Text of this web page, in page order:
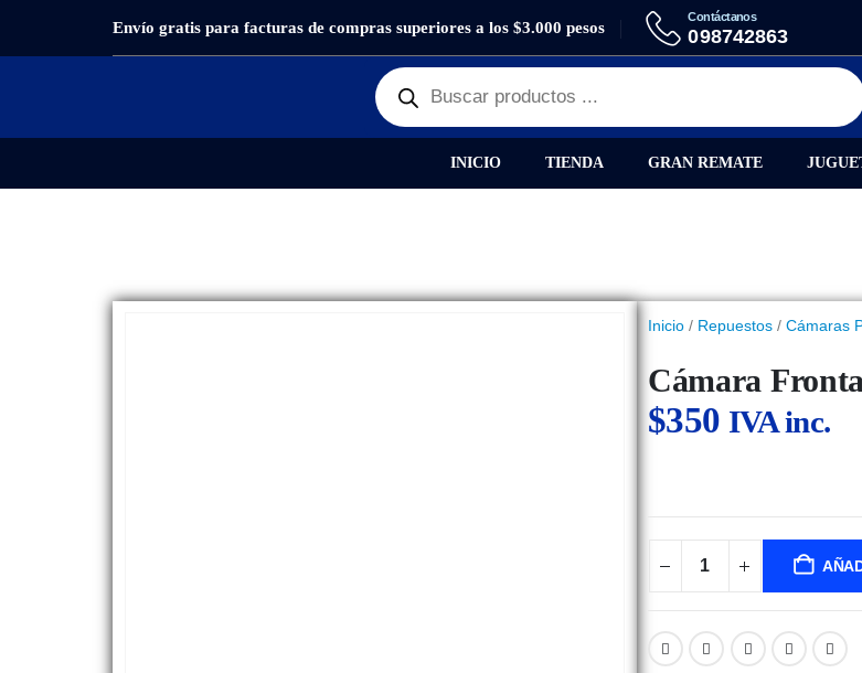
Envío gratis para facturas de compras superiores a los $3.000 pesos
Contáctanos
098742863
INICIO TIENDA GRAN REMATE
PRODUCTOSREPUESTOS, CÁMARAS PRINCIPALES CÁMARA FRONTAL SAMSUNG A70 / A705
Inicio/ Repuestos/ Cámaras
Cámara
$350 IVA inc.